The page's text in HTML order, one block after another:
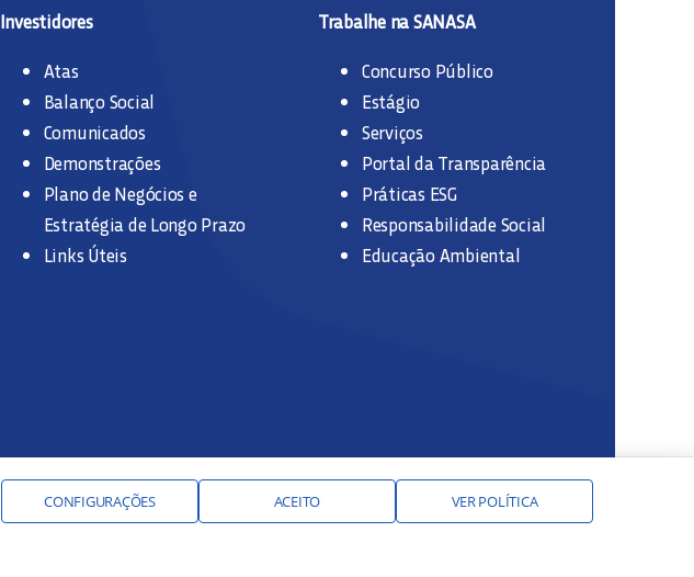
Investidores
Atas
Balanço Social
Comunicados
Demonstrações
Plano de Negócios e
Estratégia de Longo Prazo
Links Úteis
Trabalhe na SANASA
Concurso Público
Estágio
Serviços
Portal da Transparência
Práticas ESG
Responsabilidade Social
Educação Ambiental
CONFIGURAÇÕES ACEITO VER POLÍTICA